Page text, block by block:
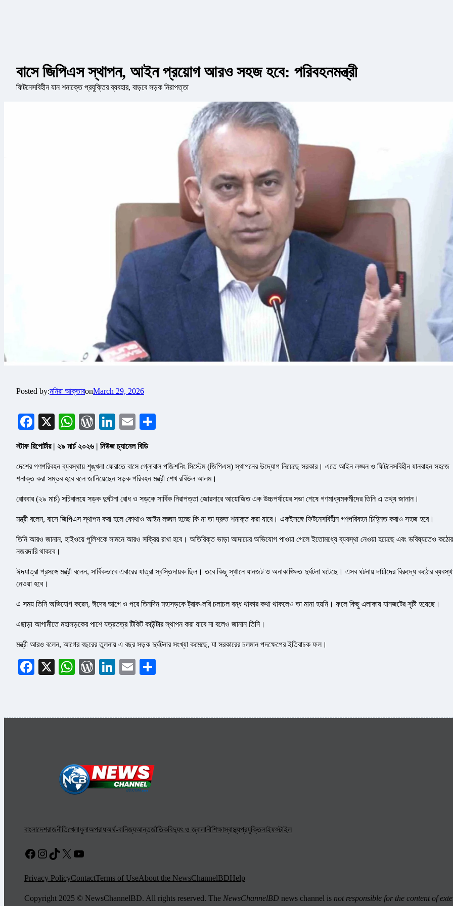
বাসে জিপিএস স্থাপন, আইন প্রয়োগ আরও সহজ হবে: পরিবহনমন্ত্রী
ফিটনেসবিহীন যান শনাক্তে প্রযুক্তির ব্যবহার, বাড়বে সড়ক নিরাপত্তা
Posted by:মনিরা আক্তারonMarch 29, 2026
Facebook
X WhatsApp
WordPress
LinkedIn
Email
স্টাফ রিপোর্টার | ২৯ মার্চ ২০২৬ | নিউজ চ্যানেল বিডি
দেশের গণপরিবহন ব্যবস্থায় শৃঙ্খলা ফেরাতে বাসে গ্লোবাল পজিশনিং সিস্টেম (জিপিএস) স্থাপনের উদ্যোগ নিয়েছে সরকার। এতে আইন লঙ্ঘন ও ফিটনেসবিহীন যানবাহন সহজে
শনাক্ত করা সম্ভব হবে বলে জানিয়েছেন সড়ক পরিবহন মন্ত্রী শেখ রবিউল আলম।
রোববার (২৯ মার্চ) সচিবালয়ে সড়ক দুর্ঘটনা রোধ ও সড়কে সার্বিক নিরাপত্তা জোরদারে আয়োজিত এক উচ্চপর্যায়ের সভা শেষে গণমাধ্যমকর্মীদের তিনি এ তথ্য জানান।
মন্ত্রী বলেন, বাসে জিপিএস স্থাপন করা হলে কোথাও আইন লঙ্ঘন হচ্ছে কি না তা দ্রুত শনাক্ত করা যাবে। একইসঙ্গে ফিটনেসবিহীন গণপরিবহন চিহ্নিত করাও সহজ হবে।
তিনি আরও জানান, হাইওয়ে পুলিশকে সামনে আরও সক্রিয় রাখা হবে। অতিরিক্ত ভাড়া আদায়ের অভিযোগ পাওয়া গেলে ইতোমধ্যে ব্যবস্থা নেওয়া হয়েছে এবং ভবিষ্যতেও কঠোর
নজরদারি থাকবে।
ঈদযাত্রা প্রসঙ্গে মন্ত্রী বলেন, সার্বিকভাবে এবারের যাত্রা স্বস্তিদায়ক ছিল। তবে কিছু স্থানে যানজট ও অনাকাঙ্ক্ষিত দুর্ঘটনা ঘটেছে। এসব ঘটনায় দায়ীদের বিরুদ্ধে কঠোর
নেওয়া হবে।
এ সময় তিনি অভিযোগ করেন, ঈদের আগে ও পরে তিনদিন মহাসড়কে ট্রাক-লরি চলাচল বন্ধ থাকার কথা থাকলেও তা মানা হয়নি। ফলে কিছু এলাকায় যানজটের সৃষ্টি হয়েছে।
এছাড়া আগামীতে মহাসড়কের পাশে যত্রতত্র টিকিট কাউন্টার স্থাপন করা যাবে না বলেও জানান তিনি।
মন্ত্রী আরও বলেন, আগের বছরের তুলনায় এ বছর সড়ক দুর্ঘটনার সংখ্যা কমেছে, যা সরকারের চলমান পদক্ষেপের ইতিবাচক ফল।
Facebook
X WhatsApp
WordPress
LinkedIn
Email
বাংলাদেশরাজনীতিখেলাধুলাঅপরাধঅর্থ-বানিজ্যআন্তর্জাতিকবিদ্যুৎ ও জ্বালানীশিক্ষাস্বাস্থ্যপ্রযুক্তিলাইফস্টাইল
Facebook
Instagram
TikTok
X YouTube
Privacy PolicyContactTerms of UseAbout the NewsChannelBDHelp
Copyright 2025 © NewsChannelBD. All rights reserved. The NewsChannelBD news channel is not responsible for the content of